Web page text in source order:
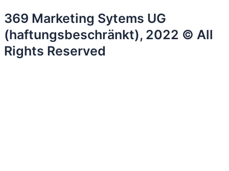
369 Marketing Sytems UG
(haftungsbeschränkt), 2022 © All
Rights Reserved